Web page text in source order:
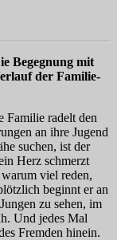
Begegnung mit
der Familie-
Familie radelt den
an ihre Jugend
suchen, ist der
Herz schmerzt
viel reden,
beginnt er an
zu sehen, im
Und jedes Mal
Fremden hinein.